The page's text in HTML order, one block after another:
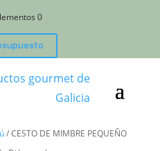
0
/CESTO DE MIMBRE PEQUEÑO